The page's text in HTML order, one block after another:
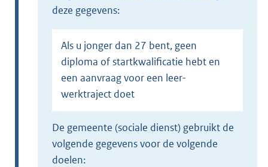
deze gegevens:
Als u jonger dan 27 bent, geen
diploma of startkwalificatie hebt en
een aanvraag voor een leer-
werktraject doet
de gemeente (sociale dienst) gebruikt de
volgende gegevens voor de volgende
doelen: